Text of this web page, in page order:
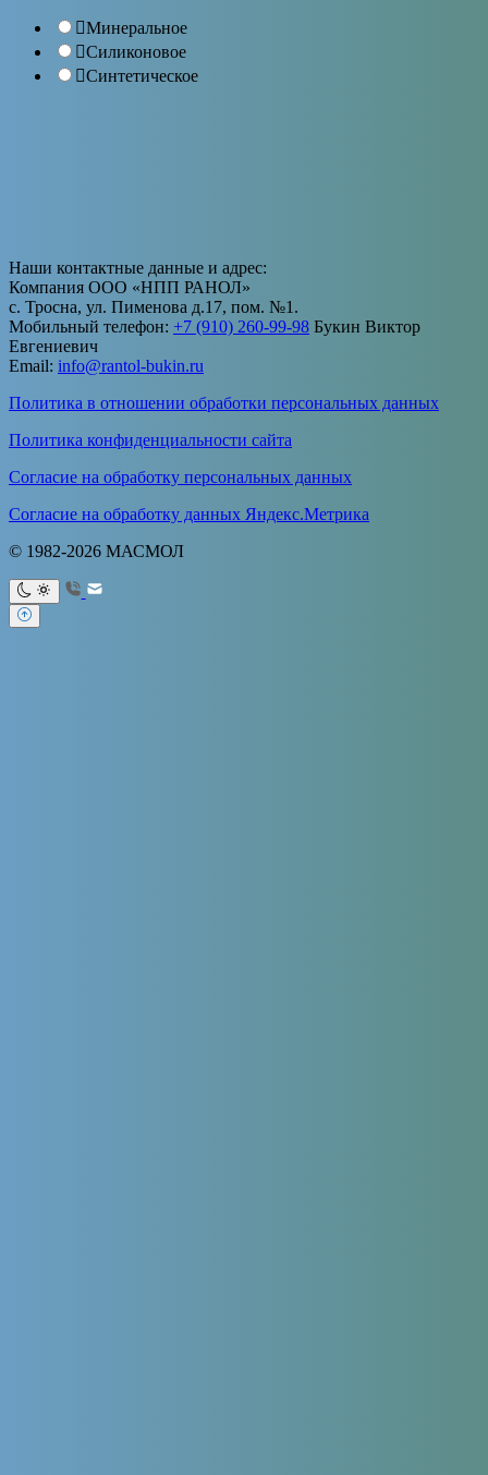
Минеральное
Силиконовое
Синтетическое
Наши контактные данные и адрес:
Компания ООО «НПП РАНОЛ»
с. Тросна, ул. Пименова д.17, пом. №1.
Мобильный телефон: +7 (910) 260-99-98 Букин Виктор
Евгениевич
Email: info@rantol-bukin.ru
Политика в отношении обработки персональных данных
Политика конфиденциальности сайта
Согласие на обработку персональных данных
Согласие на обработку данных Яндекс.Метрика
© 1982-2026 МАСМОЛ